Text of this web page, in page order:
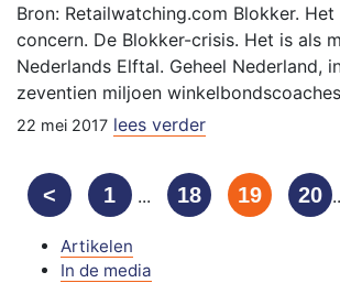
Bron: Retailwatching.com Blokker.
concern. De Blokker-crisis. Het is als
Nederlands Elftal. Geheel Nederland,
zeventien miljoen
22 mei 2017 lees verder
< 1 ... 18 19 20
Artikelen
In de media